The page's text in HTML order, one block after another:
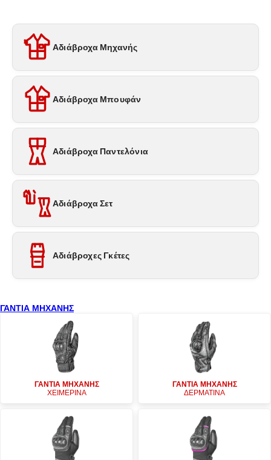
Αδιάβροχα Μηχανής
Αδιάβροχα Μπουφάν
Αδιάβροχα Παντελόνια
Αδιάβροχα Σετ
Αδιάβροχες Γκέτες
ΓΑΝΤΙΑ ΜΗΧΑΝΗΣ
ΓΑΝΤΙΑ ΜΗΧΑΝΗΣ
ΧΕΙΜΕΡΙΝΑ
ΓΑΝΤΙΑ ΜΗΧΑΝΗΣ
ΔΕΡΜΑΤΙΝΑ